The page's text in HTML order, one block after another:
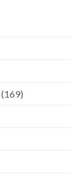
(169)